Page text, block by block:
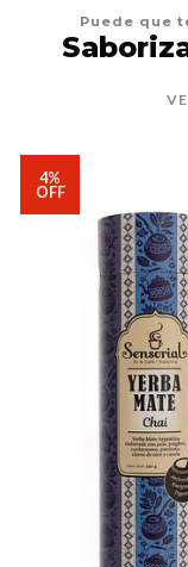
Puede que
4%
OFF